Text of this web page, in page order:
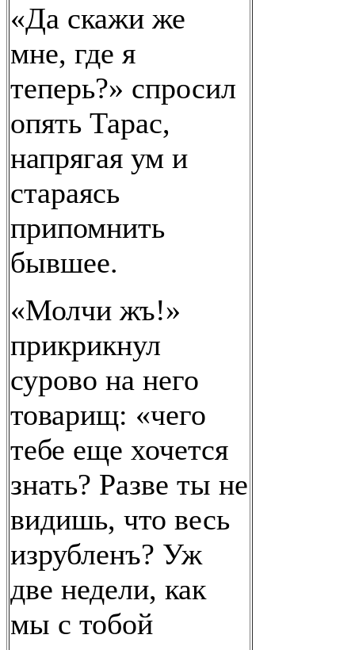
«Да скажи же
мне, где я
теперь?» спросил
опять Тарас,
напрягая ум и
стараясь
припомнить
бывшее.
«Молчи жъ!»
прикрикнул
сурово на него
товарищ: «чего
тебе еще хочется
знать? Разве ты не
видишь, что весь
изрубленъ? Уж
две недели, как
мы с тобой